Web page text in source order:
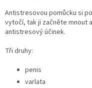
Antistresovou pomůcku si
vytočí, tak ji začněte mnout
antistresový účinek.
Tři druhy:
penis
varlata